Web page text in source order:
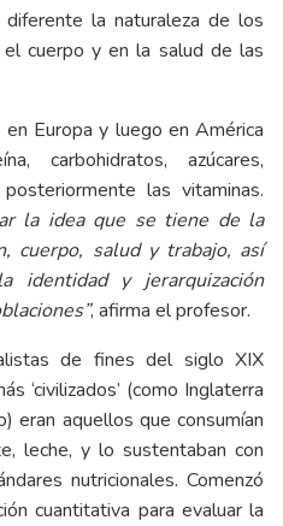
la naturaleza de los
cuerpo y en la salud de las
Europa y luego en América
carbohidratos, azúcares,
las vitaminas.
la idea que se tiene de la
cuerpo, salud y trabajo, así
identidad y jerarquización
, afirma el profesor.
de fines del siglo XIX
‘civilizados’ (como Inglaterra
eran aquellos que consumían
leche, y lo sustentaban con
nutricionales. Comenzó
cuantitativa para evaluar la